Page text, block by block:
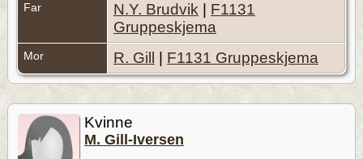
Far N.Y. Brudvik
F1131
Gruppeskjema
Mor R. Gill F1131 Gruppeskjema
Kvinne
M. Gill-Iversen